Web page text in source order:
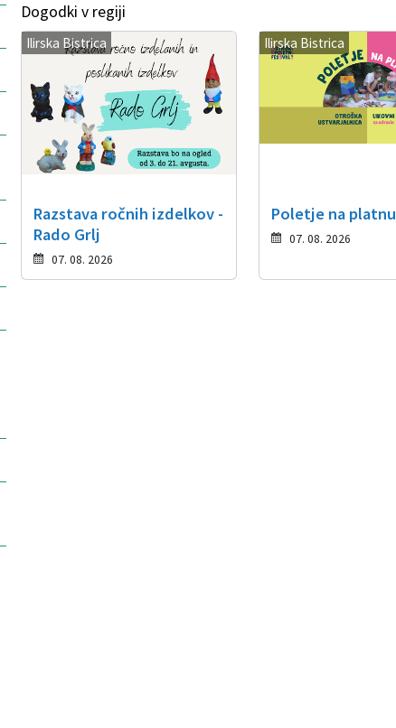
Dogodki v regiji
Ilirska Bistrica
Razstava ročnih izdelkov -
Rado Grlj
07. 08. 2026
Ilirska Bistrica
Poletje na platnu
07. 08. 2026